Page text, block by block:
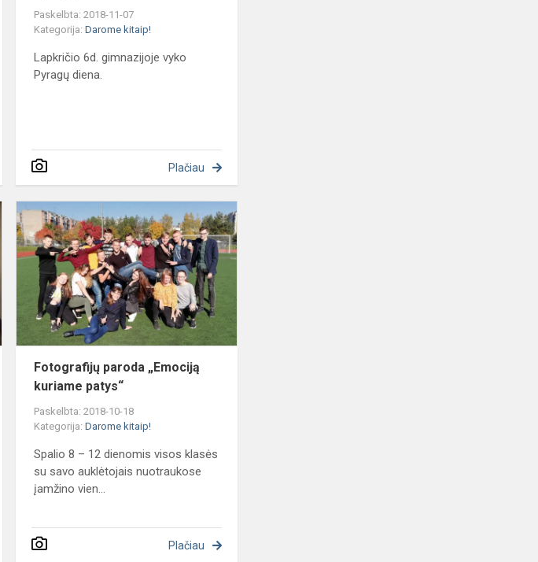
Paskelbta: 2018-11-07
Kategorija:Darome kitaip!
Lapkričio 6d. gimnazijoje vyko
Pyragų diena.
Plačiau
Proto
mūšis
„Labas,
skaitai?“
Fotografijų
„Emociją
Fotografijų paroda „Emociją
kuriame patys“
Paskelbta: 2018-10-18
Kategorija:Darome kitaip!
Spalio 8 – 12 dienomis visos klasės
su savo auklėtojais nuotraukose
įamžino vien...
Plačiau